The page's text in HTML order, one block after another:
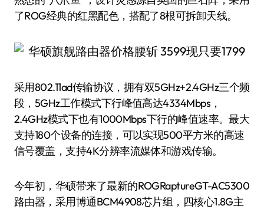
了ROG经典的红黑配色，搭配了8根可拆卸天线。
采用802.11ad传输协议，拥有双5GHz+2.4GHz三个频
段，5GHz工作模式下行峰值高达4334Mbps，
2.4GHz模式下也有1000Mbps下行的峰值速率。最大
支持180个设备的连接，可以实现500平方米的高速
信号覆盖，支持4K分辨率流媒体和游戏传输。
今年初，华硕带来了最新的ROGRaptureGT-AC5300
路由器，采用博通BCM4908芯片组，四核心1.8G主